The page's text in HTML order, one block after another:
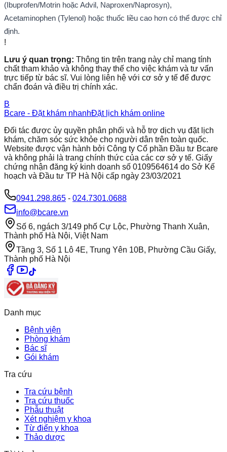
(Ibuprofen/Motrin hoặc Advil, Naproxen/Naprosyn),
Acetaminophen (Tylenol) hoặc thuốc liều cao hơn có thể được chỉ
định.
!
Lưu ý quan trọng: Thông tin trên trang này chỉ mang tính
chất tham khảo và không thay thế cho việc khám và tư vấn
trực tiếp từ bác sĩ. Vui lòng liên hệ với cơ sở y tế để được
chẩn đoán và điều trị chính xác.
B
Bcare - Đặt khám nhanhĐặt lịch khám online
Đối tác được ủy quyền phân phối và hỗ trợ dịch vụ đặt lịch
khám, chăm sóc sức khỏe cho người dân trên toàn quốc.
Website được vận hành bởi Công ty Cổ phần Đầu tư Bcare
và không phải là trang chính thức của các cơ sở y tế. Giấy
chứng nhận đăng ký kinh doanh số 0109564614 do Sở Kế
hoạch và Đầu tư TP Hà Nội cấp ngày 23/03/2021
0941.298.865 - 024.7301.0688
info@bcare.vn
Số 6, ngách 3/149 phố Cự Lộc, Phường Thanh Xuân,
Thành phố Hà Nội, Việt Nam
Tầng 3, Số 1 Lô 4E, Trung Yên 10B, Phường Cầu Giấy,
Thành phố Hà Nội
Danh mục
Bệnh viện
Phòng khám
Bác sĩ
Gói khám
Tra cứu
Tra cứu bệnh
Tra cứu thuốc
Phẫu thuật
Xét nghiệm y khoa
Từ điển y khoa
Thảo dược